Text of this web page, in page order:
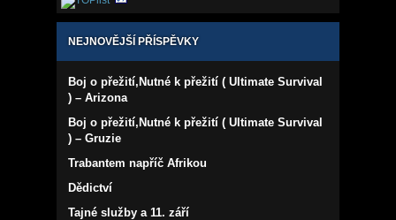
NEJNOVĚJŠÍ PŘÍSPĚVKY
Boj o přežití,Nutné k přežití ( Ultimate Survival
) – Arizona
Boj o přežití,Nutné k přežití ( Ultimate Survival
) – Gruzie
Trabantem napříč Afrikou
Dědictví
Tajné služby a 11. září